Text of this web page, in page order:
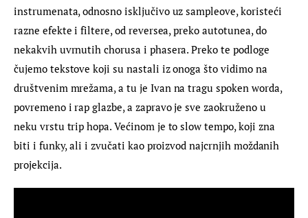
instrumenata, odnosno isključivo uz sampleove, koristeći
razne efekte i filtere, od reversea, preko autotunea, do
nekakvih uvrnutih chorusa i phasera. Preko te podloge
čujemo tekstove koji su nastali iz onoga što vidimo na
društvenim mrežama, a tu je Ivan na tragu spoken worda,
povremeno i rap glazbe, a zapravo je sve zaokruženo u
neku vrstu trip hopa. Većinom je to slow tempo, koji zna
biti i funky, ali i zvučati kao proizvod najcrnjih moždanih
projekcija.